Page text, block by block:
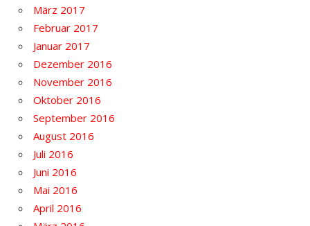
März 2017
Februar 2017
Januar 2017
Dezember 2016
November 2016
Oktober 2016
September 2016
August 2016
Juli 2016
Juni 2016
Mai 2016
April 2016